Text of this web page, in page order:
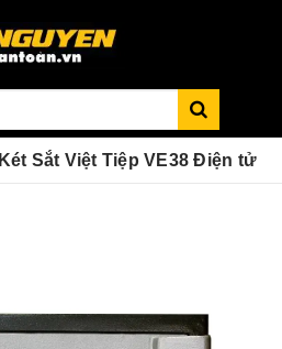
Két Sắt Việt Tiệp VE38 Điện tử